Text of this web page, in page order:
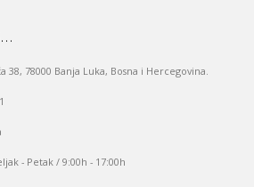
38, 78000 Banja Luka, Bosna i Hercegovina.
- Petak / 9:00h - 17:00h